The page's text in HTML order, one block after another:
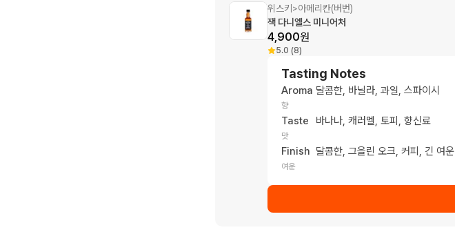
위스키 >아메리칸(버번)
잭 다니엘스 미니어처
4,900원
5.0 (8)
Tasting Notes
Aroma
향
달콤한, 바닐라, 과일, 스파이시
Taste
맛
바나나, 캐러멜, 토피, 향신료
Finish
여운
달콤한, 그을린 오크, 커피, 긴 여운